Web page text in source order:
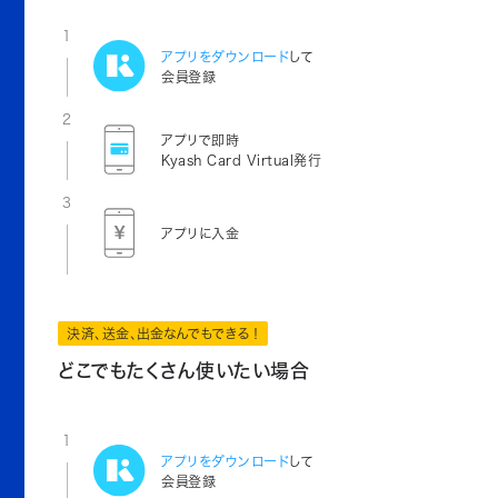
1
アプリをダウンロードして
会員登録
2
アプリで即時
Kyash Card Virtual発行
3
アプリに入金
決済、送金、出金なんでもできる！
どこでもたくさん使いたい場合
1
アプリをダウンロードして
会員登録